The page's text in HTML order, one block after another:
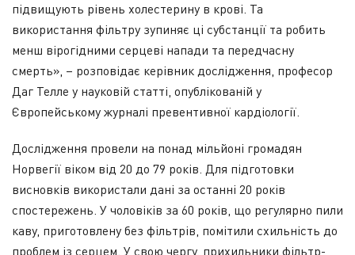
підвищують рівень холестерину в крові. Та
використання фільтру зупиняє ці субстанції та робить
менш вірогідними серцеві напади та передчасну
смерть», – розповідає керівник дослідження, професор
Даг Телле у науковій статті, опублікованій у
Європейському журналі превентивної кардіології.
Дослідження провели на понад мільйоні громадян
Норвегії віком від 20 до 79 років. Для підготовки
висновків використали дані за останні 20 років
спостережень. У чоловіків за 60 років, що регулярно пили
каву, приготовлену без фільтрів, помітили схильність до
проблем із серцем. У свою чергу, прихильники фільтр-